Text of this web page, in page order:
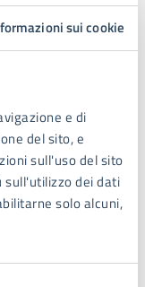
sui cookie
e di
del sito, e
sull'uso del sito
sull'utilizzo dei dati
solo alcuni,
bianca